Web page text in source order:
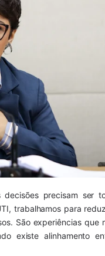
precisam ser
trabalhamos para
São experiências que
existe alinhamento